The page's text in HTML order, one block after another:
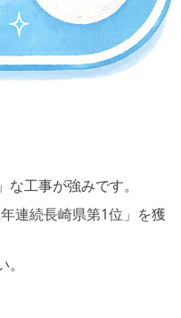
工事が強みです。
連続長崎県第1位」を獲